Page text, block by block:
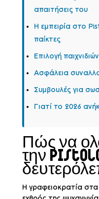
απαιτήσεις του
Η εμπειρία στο
παίκτες
Επιλογή
Ασφάλεια
Συμβουλές για
Γιατί το 2026
Πώς να
την
Η γραφειοκρατία στα